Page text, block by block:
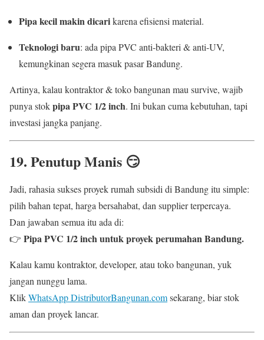
Pipa kecil makin dicarikarena efisiensi material.
Teknologi baru: ada pipa PVC anti-bakteri & anti-UV,
kemungkinan segera masuk pasar Bandung.
Artinya, kalau kontraktor & toko bangunan mau survive, wajib
punya stokpipa PVC 1/2 inch. Ini bukan cuma kebutuhan, tapi
investasi jangka panjang.
19. Penutup Manis 😏
Jadi, rahasia sukses proyek rumah subsidi di Bandung itu simple:
pilih bahan tepat, harga bersahabat, dan supplier terpercaya.
Dan jawaban semua itu ada di:
👉 Pipa PVC 1/2 inch untuk proyek perumahan Bandung.
Kalau kamu kontraktor, developer, atau toko bangunan, yuk
jangan nunggu lama.
KlikWhatsApp DistributorBangunan.comsekarang, biar stok
aman dan proyek lancar.